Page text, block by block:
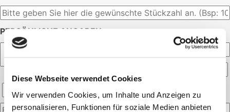
Diese Webseite verwendet Cookies
Wir verwenden Cookies, um Inhalte und Anzeigen zu
personalisieren, Funktionen für soziale Medien anbieten
PERSÖNLICHE ANGABEN: